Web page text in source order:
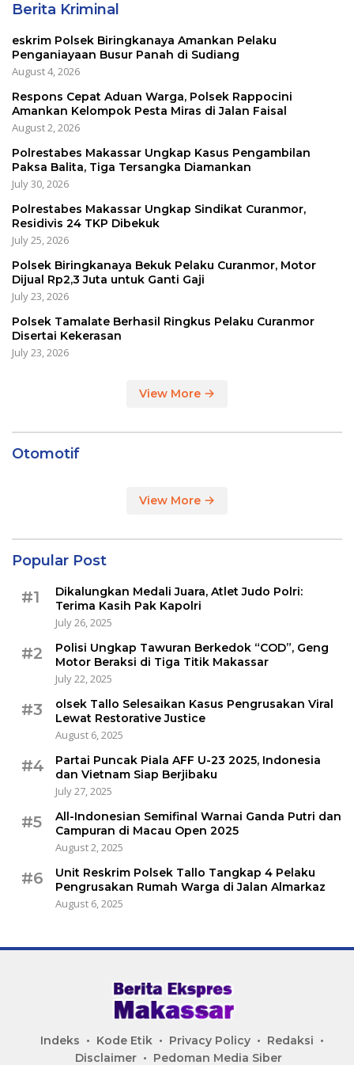
Berita Kriminal
eskrim Polsek Biringkanaya Amankan Pelaku
Penganiayaan Busur Panah di Sudiang
August 4, 2026
Respons Cepat Aduan Warga, Polsek Rappocini
Amankan Kelompok Pesta Miras di Jalan Faisal
August 2, 2026
Polrestabes Makassar Ungkap Kasus Pengambilan
Paksa Balita, Tiga Tersangka Diamankan
July 30, 2026
Polrestabes Makassar Ungkap Sindikat Curanmor,
Residivis 24 TKP Dibekuk
July 25, 2026
Polsek Biringkanaya Bekuk Pelaku Curanmor, Motor
Dijual Rp2,3 Juta untuk Ganti Gaji
July 23, 2026
Polsek Tamalate Berhasil Ringkus Pelaku Curanmor
Disertai Kekerasan
July 23, 2026
View More
Otomotif
View More
Popular Post
#1
Dikalungkan Medali Juara, Atlet Judo Polri:
Terima Kasih Pak Kapolri
July 26, 2025
#2
Polisi Ungkap Tawuran Berkedok “COD”, Geng
Motor Beraksi di Tiga Titik Makassar
July 22, 2025
#3
olsek Tallo Selesaikan Kasus Pengrusakan Viral
Lewat Restorative Justice
August 6, 2025
#4
Partai Puncak Piala AFF U-23 2025, Indonesia
dan Vietnam Siap Berjibaku
July 27, 2025
#5
All-Indonesian Semifinal Warnai Ganda Putri dan
Campuran di Macau Open 2025
August 2, 2025
#6
Unit Reskrim Polsek Tallo Tangkap 4 Pelaku
Pengrusakan Rumah Warga di Jalan Almarkaz
August 6, 2025
Indeks Kode Etik Privacy Policy
Redaksi
Disclaimer
Pedoman Media Siber